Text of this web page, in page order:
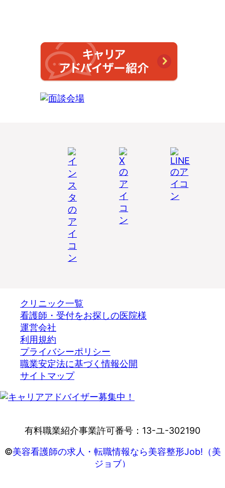
クリニック一覧
看護師・受付をお探しの医院様
運営会社
利用規約
プライバシーポリシー
職業安定法に基づく情報公開
サイトマップ
有料職業紹介事業許可番号：13-ユ-302190
©美容看護師の求人・転職情報なら美容整形Job!（美
ジョブ）